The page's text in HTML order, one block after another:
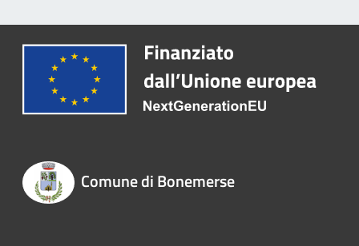
Comune di Bonemerse